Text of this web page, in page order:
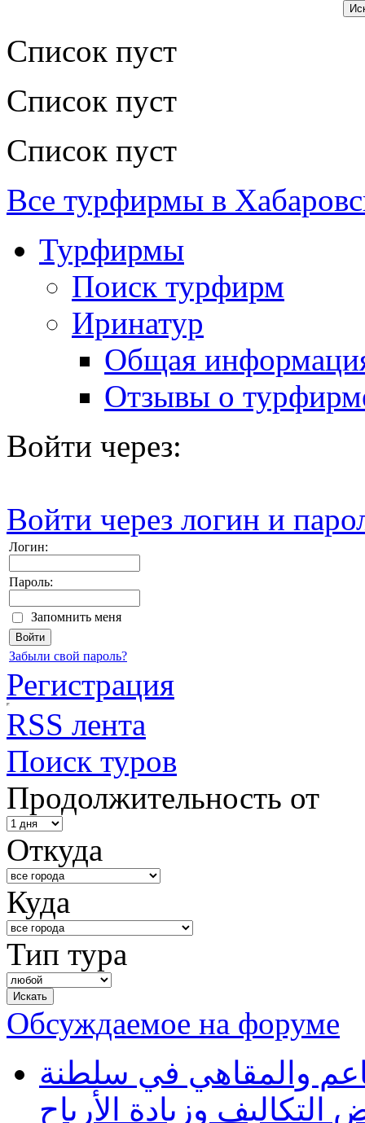
Список пуст
Список пуст
Список пуст
Все турфирмы в
Турфирмы
Поиск турфирм
Иринатур
Общая
Отзывы о
Войти через:
Войти через логин и
Логин:
Пароль:
Запомнить меня
Забыли свой пароль?
Регистрация
RSS лента
Поиск туров
Продолжительность от
Откуда
Куда
Тип тура
Обсуждаемое на форуме
والمقاهي في سلطنة
وزيادة الأرباح